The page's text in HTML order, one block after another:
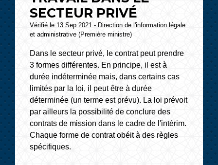
SECTEUR PRIVÉ
Vérifié le 13 Sep 2021 - Direction de l'information légale
et administrative (Première ministre)
Dans le secteur privé, le contrat peut prendre
3 formes différentes. En principe, il est à
durée indéterminée mais, dans certains cas
limités par la loi, il peut être à durée
déterminée (un terme est prévu). La loi prévoit
par ailleurs la possibilité de conclure des
contrats de mission dans le cadre de l'intérim.
Chaque forme de contrat obéit à des règles
spécifiques.